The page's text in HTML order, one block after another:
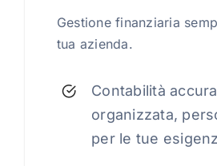
Gestione finanziaria
tua azienda.
Contabilità
organizzata,
per le tue